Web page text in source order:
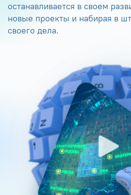
останавливается в своем
новые проекты и набирая в
своего дела.